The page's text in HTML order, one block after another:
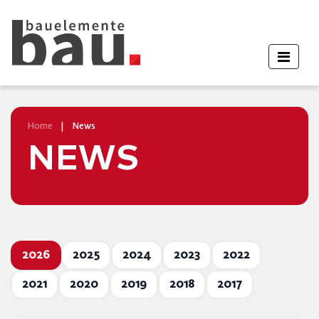
Home News
NEWS
2026 2025 2024 2023 2022
2021 2020 2019 2018 2017